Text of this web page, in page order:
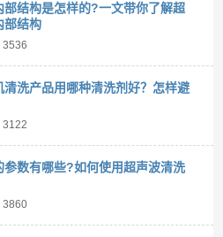
部结构是怎样的?一文带你了解超
部结构
3536
清洗产品用哪种清洗剂好？怎样避
3122
参数有哪些?如何使用超声波清洗
3860